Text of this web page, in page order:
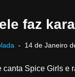
faz
14 de Janeiro
canta Spice Girls e